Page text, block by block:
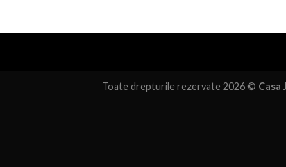
Toate drepturile rezervate 2026 © Casa